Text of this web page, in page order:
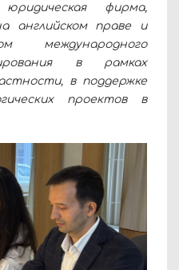
фирма,
английском праве и
международного
в рамках
в поддержке
проектов в